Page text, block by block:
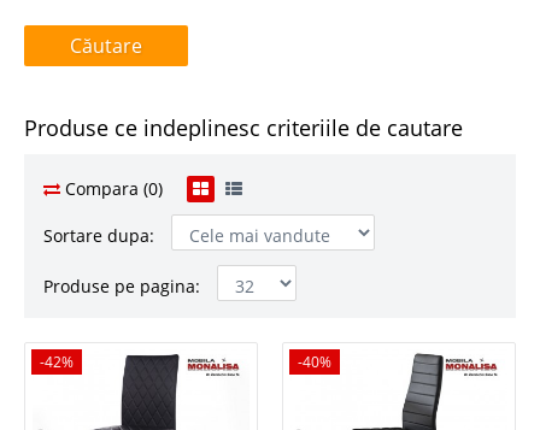
Produse ce indeplinesc criteriile de cautare
Compara (0)
Sortare dupa:
Produse pe pagina:
-42%
-42% -40%